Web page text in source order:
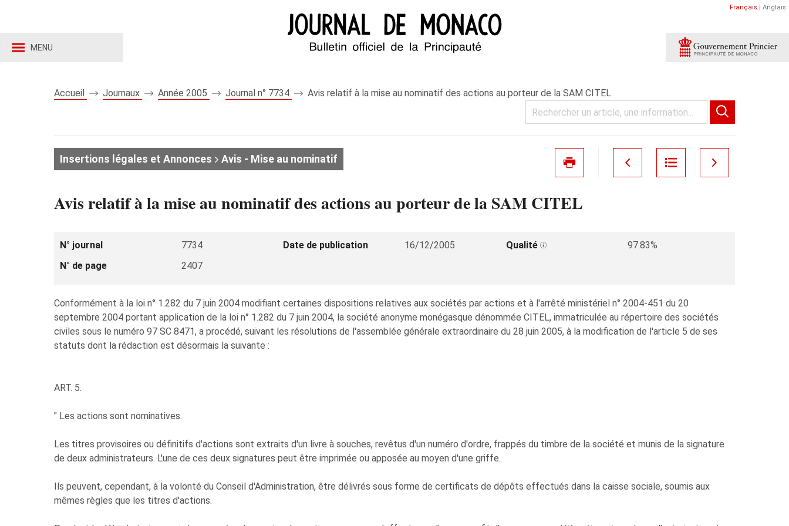
MENU
Français | Anglais
Accueil Journaux Année 2005 Journal n° 7734 Avis relatif à la mise au nominatif des actions au porteur de la SAM CITEL
Insertions légales et Annonces Avis - Mise au nominatif
Avis relatif à la mise au nominatif des actions au porteur de la SAM CITEL
N° journal 7734 Date de publication 16/12/2005 Qualité
97.83%
N° de page
2407
Conformément à la loi n° 1.282 du 7 juin 2004 modifiant certaines dispositions relatives aux sociétés par actions et à l'arrêté ministériel n° 2004-451 du 20
septembre 2004 portant application de la loi n° 1.282 du 7 juin 2004, la société anonyme monégasque dénommée CITEL, immatriculée au répertoire des sociétés
civiles sous le numéro 97 SC 8471, a procédé, suivant les résolutions de l'assemblée générale extraordinaire du 28 juin 2005, à la modification de l'article 5 de ses
statuts dont la rédaction est désormais la suivante :
ART. 5.
" Les actions sont nominatives.
Les titres provisoires ou définitifs d'actions sont extraits d'un livre à souches, revêtus d'un numéro d'ordre, frappés du timbre de la société et munis de la signature
de deux administrateurs. L'une de ces deux signatures peut être imprimée ou apposée au moyen d'une griffe.
Ils peuvent, cependant, à la volonté du Conseil d'Administration, être délivrés sous forme de certificats de dépôts effectués dans la caisse sociale, soumis aux
mêmes règles que les titres d'actions.